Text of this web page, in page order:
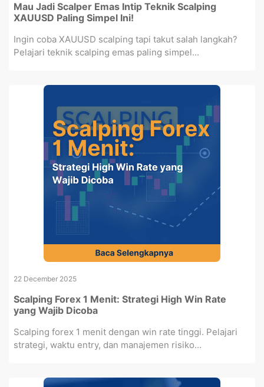
Mau Jadi Scalper Emas Intip Teknik Scalping
XAUUSD Paling Simpel Ini!
Ingin coba XAUUSD scalping tapi takut salah langkah?
Pelajari teknik scalping emas paling simpel...
22 December 2025
Scalping Forex 1 Menit: Strategi High Win Rate
yang Wajib Dicoba
Scalping forex 1 menit dengan win rate tinggi. Pelajari
strategi, waktu entry, dan manajemen risiko...